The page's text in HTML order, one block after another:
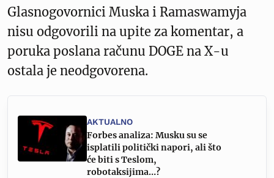
Glasnogovornici Muska i Ramaswamyja
nisu odgovorili na upite za komentar, a
poruka poslana računu DOGE na X-u
ostala je neodgovorena.
AKTUALNO
Forbes analiza: Musku su se
isplatili politički napori, ali što
će biti s Teslom,
robotaksijima…?